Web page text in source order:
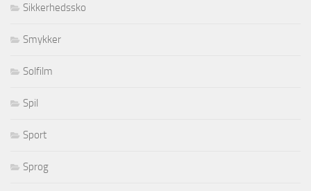
Sikkerhedssko
Smykker
Solfilm
Spil
Sport
Sprog